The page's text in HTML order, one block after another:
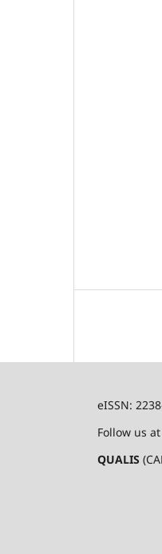
eISSN:
Follow us
QUALIS